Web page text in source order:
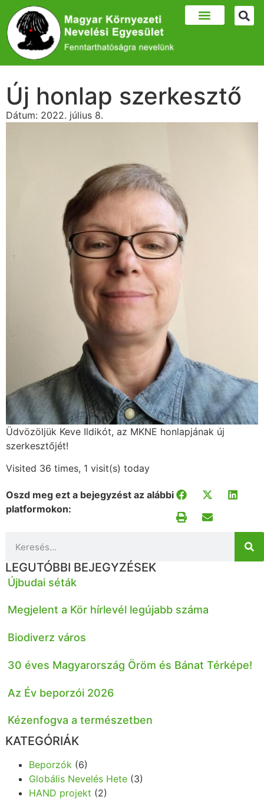
Új honlap szerkesztő
Dátum: 2022. július 8.
Üdvözöljük Keve Ildikót, az MKNE honlapjának új
szerkesztőjét!
Visited 36 times, 1 visit(s) today
Oszd meg ezt a bejegyzést az alábbi
platformokon:
LEGUTÓBBI BEJEGYZÉSEK
Újbudai séták
Megjelent a Kör hírlevél legújabb száma
Biodiverz város
30 éves Magyarország Öröm és Bánat Térképe!
Az Év beporzói 2026
Kézenfogva a természetben
KATEGÓRIÁK
Beporzók (6)
Globális Nevelés Hete(3)
HAND projekt (2)